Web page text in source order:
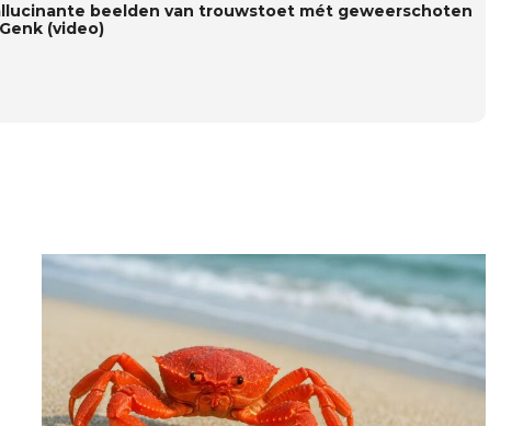
beelden van trouwstoet mét geweerschoten
(video)